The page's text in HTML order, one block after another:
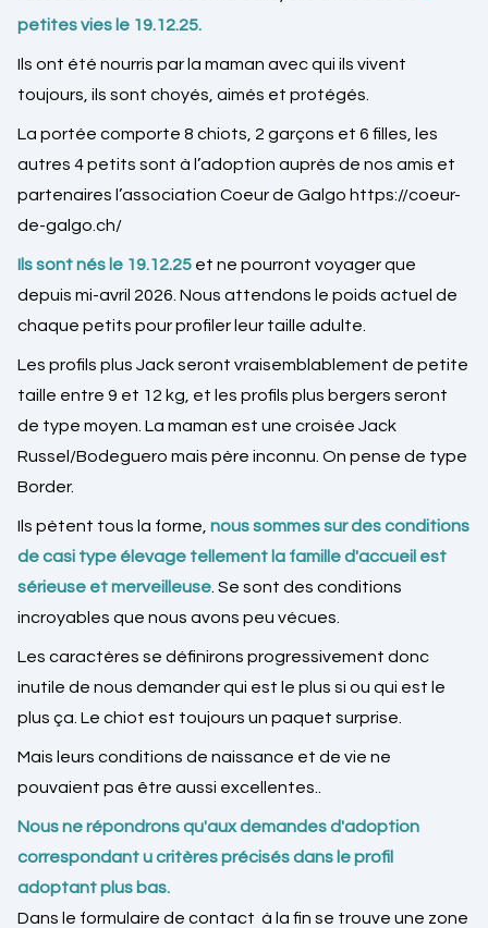
petites vies le 19.12.25.
Ils ont été nourris par la maman avec qui ils vivent
toujours, ils sont choyés, aimés et protégés.
La portée comporte 8 chiots, 2 garçons et 6 filles, les
autres 4 petits sont à l’adoption auprès de nos amis et
partenaires l’association Coeur de Galgo https://coeur-
de-galgo.ch/
Ils sont nés le 19.12.25 et ne pourront voyager que
depuis mi-avril 2026. Nous attendons le poids actuel de
chaque petits pour profiler leur taille adulte.
Les profils plus Jack seront vraisemblablement de petite
taille entre 9 et 12 kg, et les profils plus bergers seront
de type moyen. La maman est une croisée Jack
Russel/Bodeguero mais père inconnu. On pense de type
Border.
Ils pètent tous la forme, nous sommes sur des conditions
de casi type élevage tellement la famille d'accueil est
sérieuse et merveilleuse . Se sont des conditions
incroyables que nous avons peu vécues.
Les caractères se définirons progressivement donc
inutile de nous demander qui est le plus si ou qui est le
plus ça. Le chiot est toujours un paquet surprise.
Mais leurs conditions de naissance et de vie ne
pouvaient pas être aussi excellentes..
Nous ne répondrons qu'aux demandes d'adoption
correspondant u critères précisés dans le profil
adoptant plus bas.
Dans le formulaire de contact à la fin se trouve une zone